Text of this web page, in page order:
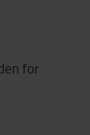
for